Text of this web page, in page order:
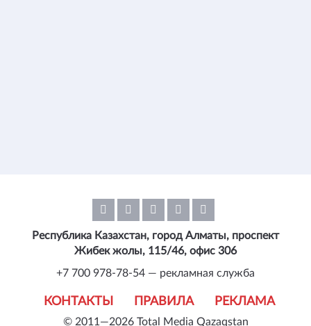
© 2011—2026 Total Media Qazaqstan
КОНТАКТЫ ПРАВИЛА РЕКЛАМА
Республика Казахстан, город Алматы, проспект
Жибек жолы, 115/46, офис 306
+7 700 978-78-54 — рекламная служба